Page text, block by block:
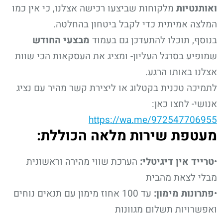
ואותנטיות מלקוחות שביצעו רכישה אצלנו, כי אין כמו
המלצה אמיתית כדי לקבל ביטחון בהחלטה.
בנוסף, תוכלו להתעדכן גם בעמוד מבצעי החודש
שמופיע בסרגל העליון- ומציג את העסקאות הכי שוות
אצלנו באותו הרגע.
לתמיכה טכנית בקטלוג או ליצירת קשר מהיר עם נציג
אנושי- לחצו כאן:
https://wa.me/972547706955
מעטפת שירות מלאה הכוללת:
•טרייד אין דיגיטלי: הערכת שווי מהירה וראשונית
מבלי לצאת מהבית
•פתרונות מימון:
עד 100 אחוז מימון עם תנאים נוחים
ואפשרויות תשלום מגוונות